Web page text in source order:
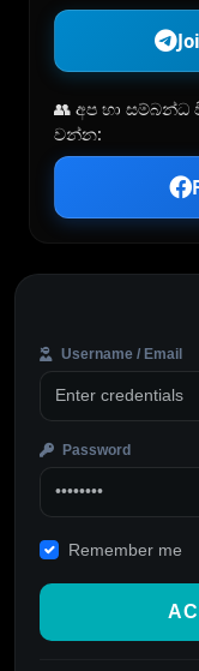
👥 අප හා සම්බන්ධ
වන්න:
Username / Email
Password
Remember me